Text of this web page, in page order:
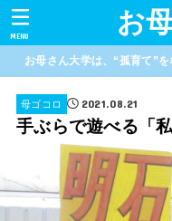
お
MENU
お母さん大学は、“孤育て”
母ゴコロ 2021.08.21
手ぶらで遊べる「